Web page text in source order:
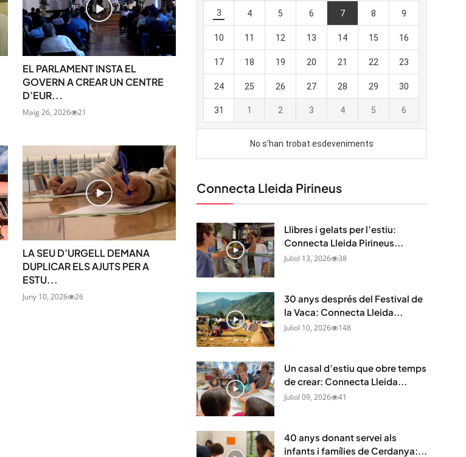
EL PARLAMENT INSTA EL
GOVERN A CREAR UN CENTRE
D’EUR...
Maig 26, 2026 21
LA SEU D’URGELL DEMANA
DUPLICAR ELS AJUTS PER A
ESTU...
Juny 10, 2026 26
Connecta Lleida Pirineus
Llibres i gelats per l’estiu:
Connecta Lleida Pirineus...
Juliol 13, 2026 38
30 anys després del Festival de
la Vaca: Connecta Lleida...
Juliol 10, 2026 148
Un casal d’estiu que obre temps
de crear: Connecta Lleida...
Juliol 09, 2026 41
40 anys donant servei als
infants i famílies de Cerdanya:...
STAY UPDATED
Uneix-te al nostre butlletí
Tota l’actualitat, seleccionada i enviada
directament al teu correu. Subscriu-te al nostre
butlletí i segueix la informació que importa.
SUBSCRIU-TE